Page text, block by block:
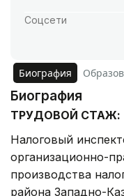
Соцсети
Биография
Биография
ТРУДОВОЙ СТАЖ:
Налоговый
организационно-
производства
района Западно-